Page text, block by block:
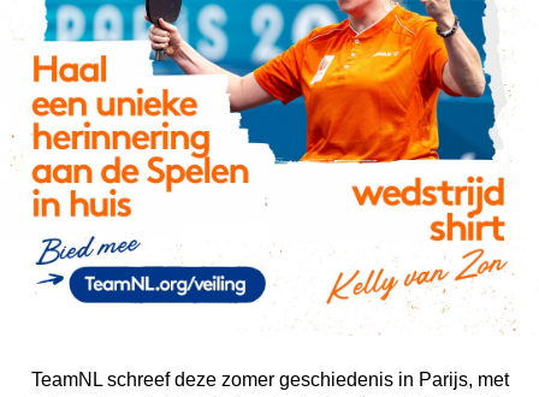
TeamNL schreef deze zomer geschiedenis in Parijs, met